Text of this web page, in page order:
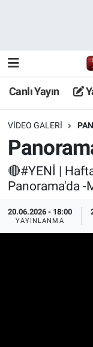
Canlı Yayın
VIDEO GALERI
🔴#YENİ |
Panorama'da
20.06.2026 - 18:00
YAYINLANMA
TV 5 Ekranı